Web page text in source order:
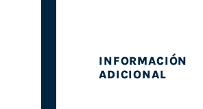
INFORMACIÓN
ADICIONAL